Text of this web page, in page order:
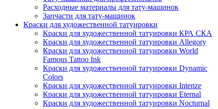
Расходные материалы для тату-машинок
Запчасти для тату-машинок
Краски для художественной татуировки
Краски для художественной татуировки КРА СКА
Краски для художественной татуировки Allegory
Краски для художественной татуировки World
Famous Tattoo Ink
Краски для художественной татуировки Dynamic
Colors
Краски для художественной татуировки Intenze
Краски для художественной татуировки Eternal
Краски для художественной татуировки Nocturnal